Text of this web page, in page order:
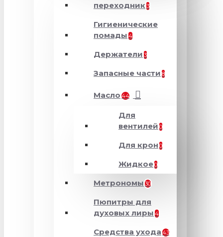
переходник 3
Гигиенические
помады 4
Держатели 3
Запасные части 8
Масло 44
Для
вентилей 0
Для крон 0
Жидкое0
Метрономы 30
Пюпитры для
духовых лиры 4
Средства ухода 43